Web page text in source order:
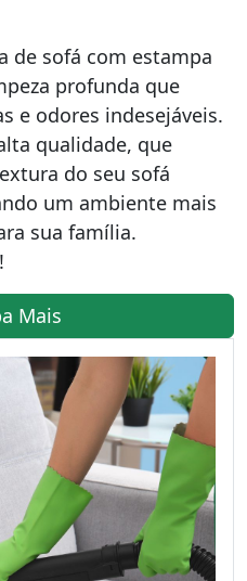
de sofá com estampa
profunda que
e odores indesejáveis.
qualidade, que
do seu sofá
um ambiente mais
sua família.
Mais